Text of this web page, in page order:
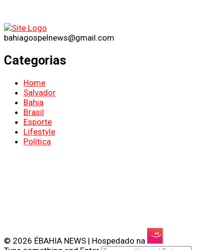
bahiagospelnews@gmail.com
Categorias
Home
Salvador
Bahia
Brasil
Esporte
Lifestyle
Política
© 2026 ÉBAHIA NEWS | Hospedado na